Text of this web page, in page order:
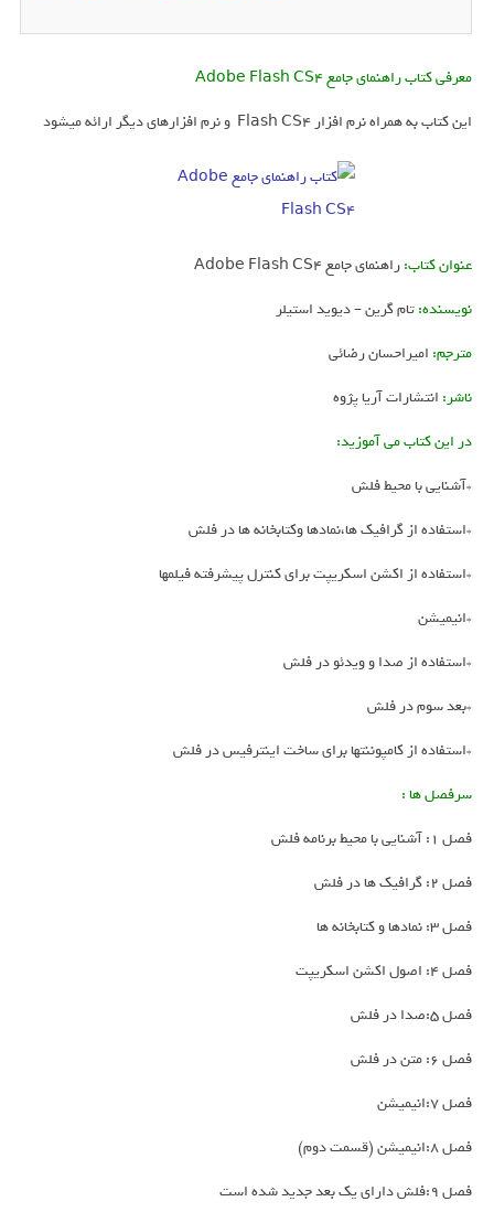
معرفی کتاب راهنمای جامع Adobe Flash CS4
این کتاب به همراه نرم افزار Flash CS4 و نرم افزارهای دیگر ارائه میشود
عنوان کتاب:راهنمای جامع Adobe Flash CS4
نویسنده:تام گرین – دیوید استیلر
مترجم: امیراحسان رضائی
ناشر: انتشارات آریا پژوه
در این کتاب می آموزید:
*آشنایی با محیط فلش
*استفاده از گرافیک ها،نمادها وکتابخانه ها در فلش
*استفاده از اکشن اسکریپت برای کنترل پیشرفته فیلمها
*انیمیشن
*استفاده از صدا و ویدئو در فلش
*بعد سوم در فلش
*استفاده از کامپوننتها برای ساخت اینترفیس در فلش
سرفصل ها :
فصل 1: آشنایی با محیط برنامه فلش
فصل 2: گرافیک ها در فلش
فصل 3: نمادها و کتابخانه ها
فصل 4: اصول اکشن اسکریپت
فصل 5:صدا در فلش
فصل 6: متن در فلش
فصل 7:انیمیشن
فصل 8:انیمیشن (قسمت دوم)
فصل 9:فلش دارای یک بعد جدید شده است